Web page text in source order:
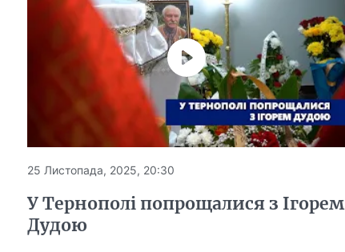
25 Листопада, 2025, 20:30
У Тернополі попрощалися з Ігорем
Дудою